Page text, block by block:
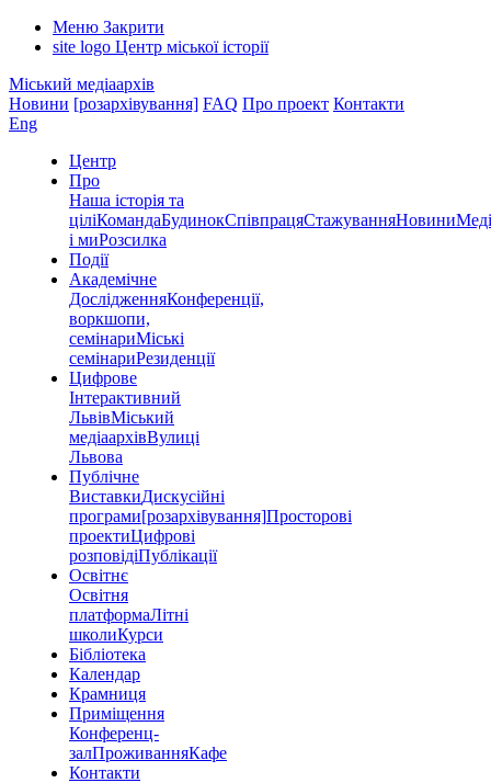
Меню Закрити
site logo Центр міської історії
Міський медіаархів
Новини [розархівування] FAQ Про проект Контакти
Eng
Центр
Про
Наша історія та
ціліКомандаБудинокСпівпрацяСтажуванняНовини
і миРозсилка
Події
Академічне
ДослідженняКонференції,
воркшопи,
семінариМіські
семінариРезиденції
Цифрове
Інтерактивний
ЛьвівМіський
медіаархівВулиці
Львова
Публічне
ВиставкиДискусійні
програми[розархівування]Просторові
проектиЦифрові
розповідіПублікації
Освітнє
Освітня
платформаЛітні
школиКурси
Бібліотека
Календар
Крамниця
Приміщення
Конференц-
залПроживанняКафе
Контакти